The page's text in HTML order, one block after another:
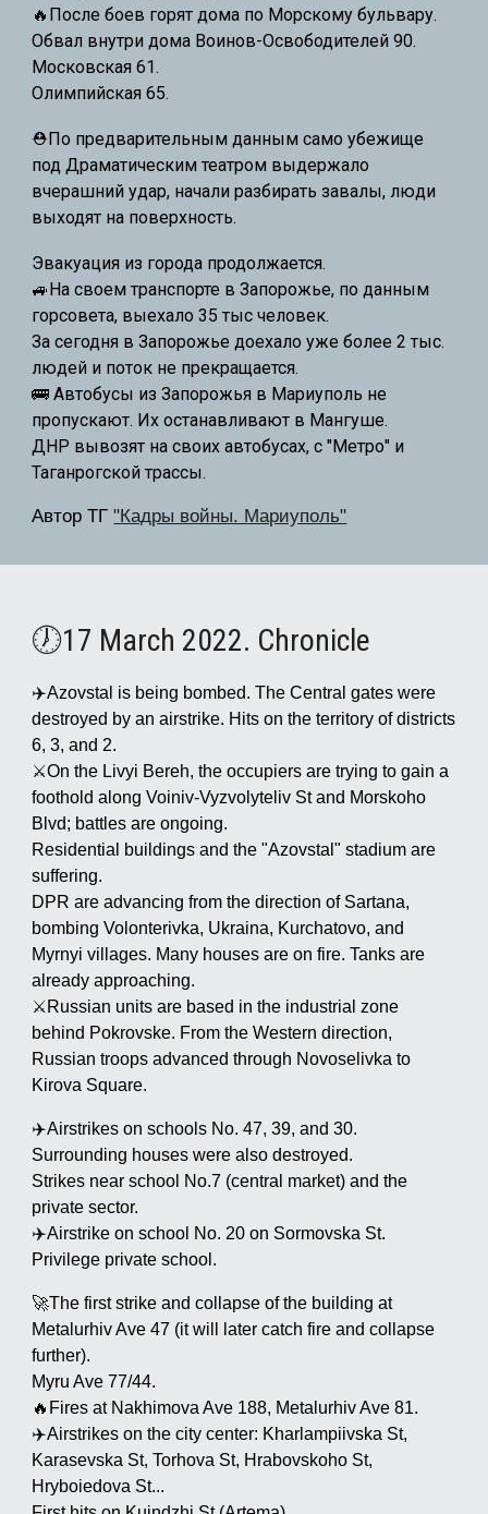
🔥 После боев горят дома по Морскому бульвару.
Обвал внутри дома Воинов-Освободителей 90.
Московская 61.
Олимпийская 65.
⛑️По предварительным данным само убежище
под Драматическим театром выдержало
вчерашний удар, начали разбирать завалы, люди
выходят на поверхность.
Эвакуация из города продолжается.
🚙На своем транспорте в Запорожье, по данным
горсовета, выехало 35 тыс человек.
За сегодня в Запорожье доехало уже более 2 тыс.
людей и поток не прекращается.
🚌Автобусы из Запорожья в Мариуполь не
пропускают. Их останавливают в Мангуше.
ДНР вывозят на своих автобусах, с "Метро" и
Таганрогской трассы.
Автор ТГ"Кадры войны. Мариуполь"
🕖17 March 2022. Chronicle
✈️Azovstal is being bombed. The Central gates were
destroyed by an airstrike. Hits on the territory of districts
6, 3, and 2.
⚔️On the Livyi Bereh, the occupiers are trying to gain a
foothold along Voiniv-Vyzvolyteliv St and Morskoho
Blvd; battles are ongoing.
Residential buildings and the "Azovstal" stadium are
suffering.
DPR are advancing from the direction of Sartana,
bombing Volonterivka, Ukraina, Kurchatovo, and
Myrnyi villages. Many houses are on fire. Tanks are
already approaching.
⚔️Russian units are based in the industrial zone
behind Pokrovske. From the Western direction,
Russian troops advanced through Novoselivka to
Kirova Square.
✈️Airstrikes on schools No. 47, 39, and 30.
Surrounding houses were also destroyed.
Strikes near school No.7 (central market) and the
private sector.
✈️Airstrike on school No. 20 on Sormovska St.
Privilege private school.
🚀The first strike and collapse of the building at
Metalurhiv Ave 47 (it will later catch fire and collapse
further).
Myru Ave 77/44.
🔥Fires at Nakhimova Ave 188, Metalurhiv Ave 81.
✈️Airstrikes on the city center: Kharlampiivska St,
Karasevska St, Torhova St, Hrabovskoho St,
Hryboiedova St...